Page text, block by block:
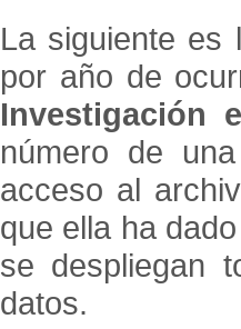
La siguiente es
por año de
Investigación
número de
acceso al
que ella ha
se despliegan
datos.